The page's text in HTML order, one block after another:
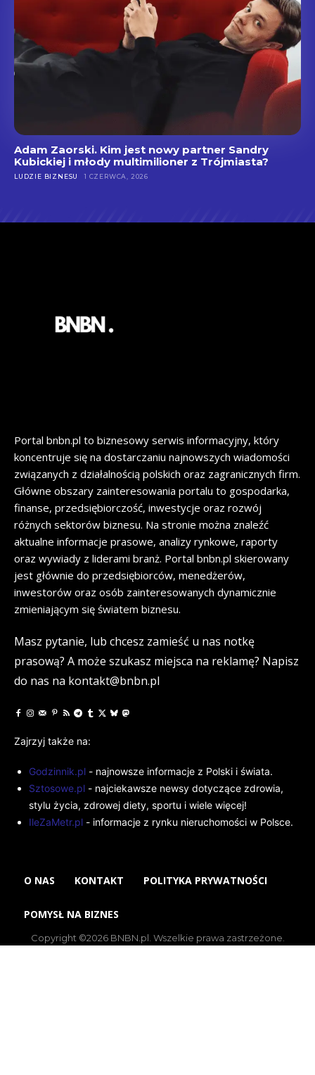
Adam Zaorski. Kim jest nowy partner Sandry
Kubickiej i młody multimilioner z Trójmiasta?
LUDZIE BIZNESU 1 CZERWCA, 2026
Portal bnbn.pl to biznesowy serwis informacyjny, który
koncentruje się na dostarczaniu najnowszych wiadomości
związanych z działalnością polskich oraz zagranicznych firm.
Główne obszary zainteresowania portalu to gospodarka,
finanse, przedsiębiorczość, inwestycje oraz rozwój
różnych sektorów biznesu. Na stronie można znaleźć
aktualne informacje prasowe, analizy rynkowe, raporty
oraz wywiady z liderami branż. Portal bnbn.pl skierowany
jest głównie do przedsiębiorców, menedżerów,
inwestorów oraz osób zainteresowanych dynamicznie
zmieniającym się światem biznesu.
Masz pytanie, lub chcesz zamieść u nas notkę
prasową? A może szukasz miejsca na reklamę? Napisz
do nas na kontakt@bnbn.pl
Zajrzyj także na:
Godzinnik.pl - najnowsze informacje z Polski i świata.
Sztosowe.pl - najciekawsze newsy dotyczące zdrowia,
stylu życia, zdrowej diety, sportu i wiele więcej!
IleZaMetr.pl - informacje z rynku nieruchomości w Polsce.
O NAS KONTAKT POLITYKA PRYWATNOŚCI
POMYSŁ NA BIZNES
Copyright ©2026 BNBN.pl. Wszelkie prawa zastrzeżone.